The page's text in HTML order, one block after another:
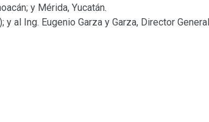
y Mérida, Yucatán.
al Ing. Eugenio Garza y Garza, Director General